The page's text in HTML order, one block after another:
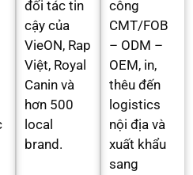
đối tác tin
cậy của
VieON, Rap
Việt, Royal
Canin và
hơn 500
local
brand.
công
CMT/FOB
– ODM –
OEM, in,
thêu đến
logistics
nội địa và
xuất khẩu
sang